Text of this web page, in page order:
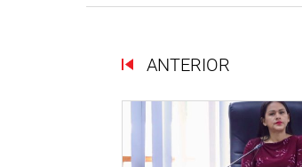
ANTERIOR